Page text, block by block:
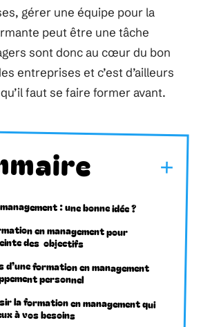
gérer une équipe pour la
peut être une tâche
sont donc au cœur du bon
entreprises et c’est d’ailleurs
faut se faire former avant.
: une bonne idée ?
en management pour
des objectifs
d’une formation en management
personnel
la formation en management qui
à vos besoins